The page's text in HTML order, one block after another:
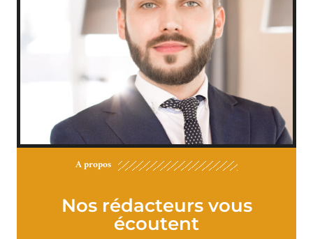
A propos
Nos rédacteurs vous
écoutent